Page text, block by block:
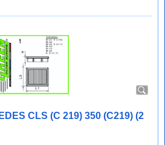
CLS (C 219) 350 (C219) (2